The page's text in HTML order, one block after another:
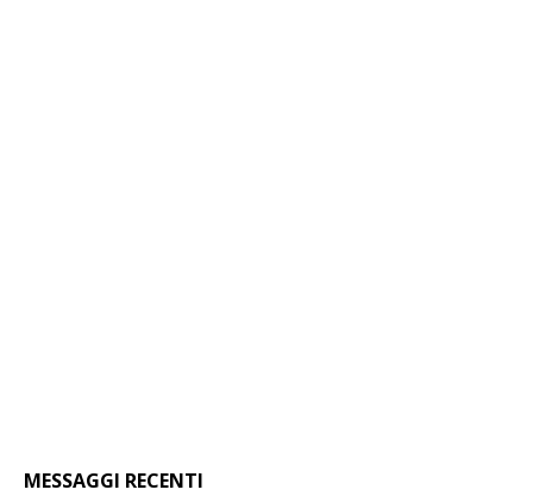
MESSAGGI RECENTI